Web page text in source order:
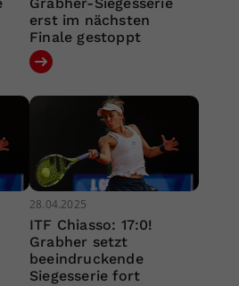
erst im nächsten
Finale gestoppt
28.04.2025
ITF Chiasso: 17:0!
Grabher setzt
beeindruckende
Siegesserie fort